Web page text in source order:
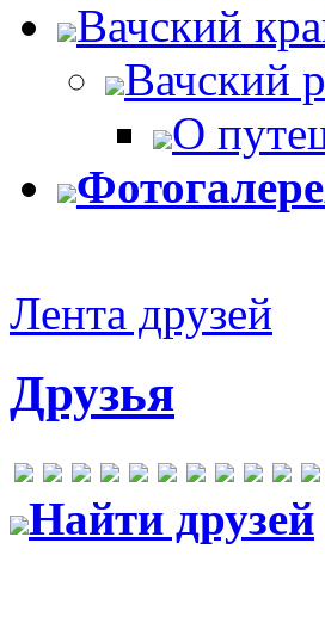
Вачский
Вачский
О
Лента друзей
Друзья
Найти друзей